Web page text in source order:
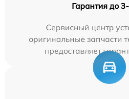
Гарантия до
Сервисный центр
оригинальные запчасти
предоставляет